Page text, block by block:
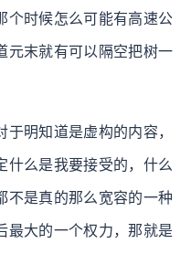
个时候怎么可能有高速公
元末就有可以隔空把树一
明知道是虚构的内容，
什么是我要接受的，什么
不是真的那么宽容的一种
最大的一个权力，那就是